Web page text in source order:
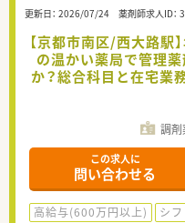
更新日： 2026/07/24 薬剤師求人ID：
【京都市南区/西大路駅
の温かい薬局で管理
か？総合科目と在宅業
調剤
この求人に
問い合わせる
高給与(600万円以上) シ